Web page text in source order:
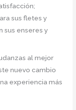
sus fletes y
sus enseres y
al mejor
nuevo cambio
experiencia más